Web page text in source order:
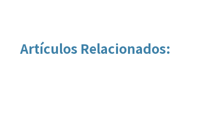
Artículos Relacionados: